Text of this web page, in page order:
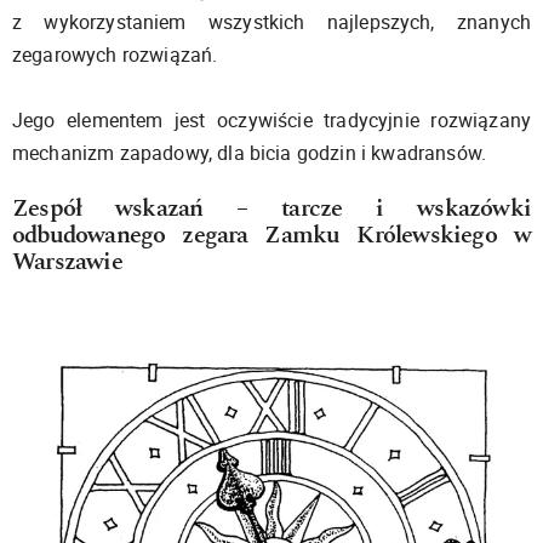
z wykorzystaniem wszystkich najlepszych, znanych
zegarowych rozwiązań.
Jego elementem jest oczywiście tradycyjnie rozwiązany
mechanizm zapadowy, dla bicia godzin i kwadransów.
Zespół wskazań – tarcze i wskazówki
odbudowanego zegara Zamku Królewskiego w
Warszawie